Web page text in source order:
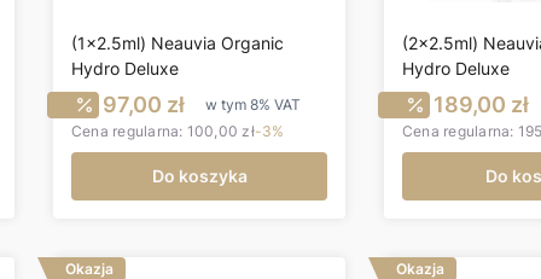
(1x2.5ml) Neauvia Organic
Hydro Deluxe
Cena promocyjna brutto
97,00 zł w tym 8% VAT
Cena regularna: 100,00 zł-3%
Do koszyka
(2x2.5ml)
Hydro Deluxe
Cena
189,00 zł
Cena regularna:
Do
Okazja Okazja